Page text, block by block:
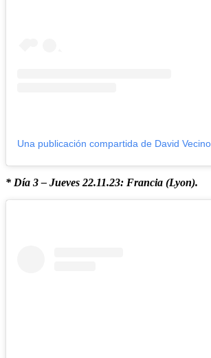
* Día 3 – Jueves 22.11.23: Francia (Lyon).